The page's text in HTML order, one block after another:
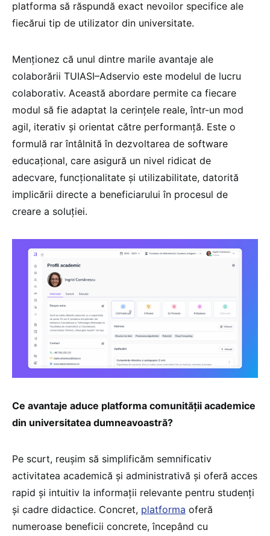
platforma să răspundă exact nevoilor specifice ale
fiecărui tip de utilizator din universitate.
Menționez că unul dintre marile avantaje ale
colaborării TUIASI–Adservio este modelul de lucru
colaborativ. Această abordare permite ca fiecare
modul să fie adaptat la cerințele reale, într-un mod
agil, iterativ și orientat către performanță. Este o
formulă rar întâlnită în dezvoltarea de software
educațional, care asigură un nivel ridicat de
adecvare, funcționalitate și utilizabilitate, datorită
implicării directe a beneficiarului în procesul de
creare a soluției.
Ce avantaje aduce platforma comunității academice
din universitatea dumneavoastră?
Pe scurt, reușim să simplificăm semnificativ
activitatea academică și administrativă și oferă acces
rapid și intuitiv la informații relevante pentru studenți
și cadre didactice. Concret, platforma oferă
numeroase beneficii concrete, începând cu